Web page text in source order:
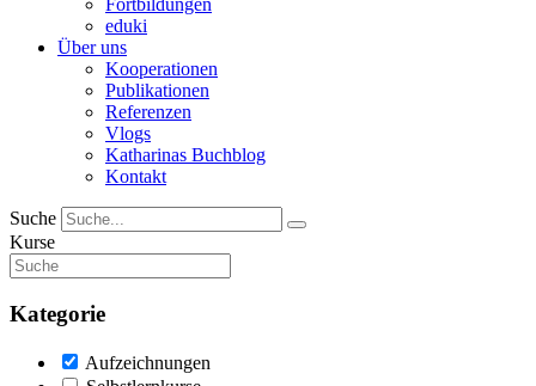
Fortbildungen
eduki
Über uns
Kooperationen
Publikationen
Referenzen
Vlogs
Katharinas Buchblog
Kontakt
Suche
Kurse
Kategorie
Aufzeichnungen